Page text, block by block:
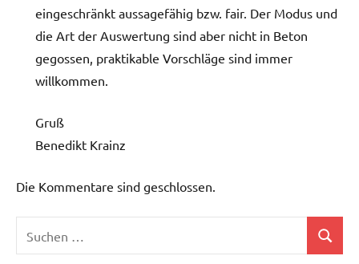
eingeschränkt aussagefähig bzw. fair. Der Modus und
die Art der Auswertung sind aber nicht in Beton
gegossen, praktikable Vorschläge sind immer
willkommen.
Gruß
Benedikt Krainz
Die Kommentare sind geschlossen.
nach:
Suchen